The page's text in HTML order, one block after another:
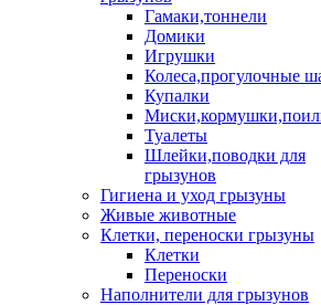
Гамаки,тоннели
Домики
Игрушки
Колеса,прогулочные
Купалки
Туалеты
Шлейки,поводки для
грызунов
Гигиена и уход грызуны
Живые животные
Клетки, переноски грызуны
Клетки
Переноски
Наполнители для грызунов